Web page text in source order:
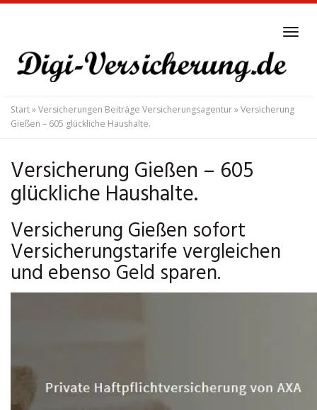
main
content
Start»Versicherungen Beiträge Versicherungsagentur»Versicherung
Gießen – 605 glückliche Haushalte.
Versicherung Gießen – 605
glückliche Haushalte.
Versicherung Gießen sofort
Versicherungstarife vergleichen
und ebenso Geld sparen.